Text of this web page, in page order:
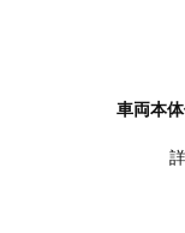
車両本体